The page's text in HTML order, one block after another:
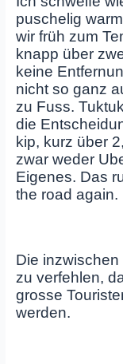
puschelig
wir früh zum
knapp über
keine
nicht so ganz
zu Fuss.
die
kip, kurz über
zwar weder
Eigenes. Das
the road again.
Die
zu verfehlen,
grosse
werden.